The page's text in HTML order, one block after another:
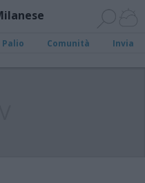
Palio Comunità Invia